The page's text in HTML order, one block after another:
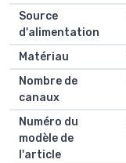
Source
d'alimentation
Matériau
Nombre de
canaux
Numéro du
modèle de
l'article